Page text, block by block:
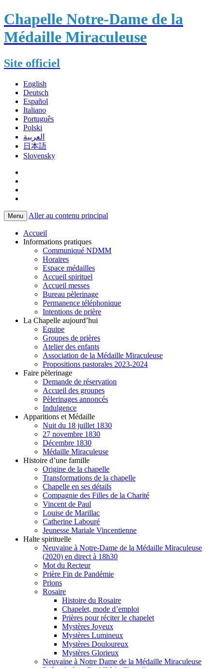
Chapelle Notre-Dame de la
Médaille Miraculeuse
Site officiel
English
Deutsch
Español
Italiano
Português
Polski
العربية
日本語
Slovensky
Menu Aller au contenu principal
Accueil
Informations pratiques
Communiqué NDMM
Horaires
Espace médailles
Accueil spirituel
Accueil messes
Bureau pèlerinage
Permanence téléphonique
Intentions de prière
La Chapelle aujourd’hui
Equipe
Groupes de prières
Atelier des enfants
Association de la Médaille Miraculeuse
Propositions pastorales 2023-2024
Faire pèlerinage
Demande de réservation
Accueil des groupes
Pèlerinages annoncés
Indulgence
Apparitions et Médaille
Nuit du 18 juillet 1830
27 novembre 1830
Décembre 1830
Médaille Miraculeuse
Histoire d’une famille
Origine de la chapelle
Transformations de la chapelle
Chapelle en ses détails
Compagnie des Filles de la Charité
Vincent de Paul
Louise de Marillac
Catherine Labouré
Jeunesse Mariale Vincentienne
Halte spirituelle
Neuvaine à Notre-Dame de la Médaille Miraculeuse
(2020) en direct à 18h30
Mot du Recteur
Prière Fin de Pandémie
Prions
Rosaire
Histoire du Rosaire
Chapelet, mode d’emploi
Prières pour réciter le chapelet
Mystères Joyeux
Mystères Lumineux
Mystères Douloureux
Mystères Glorieux
Neuvaine à Notre Dame de la Médaille Miraculeuse